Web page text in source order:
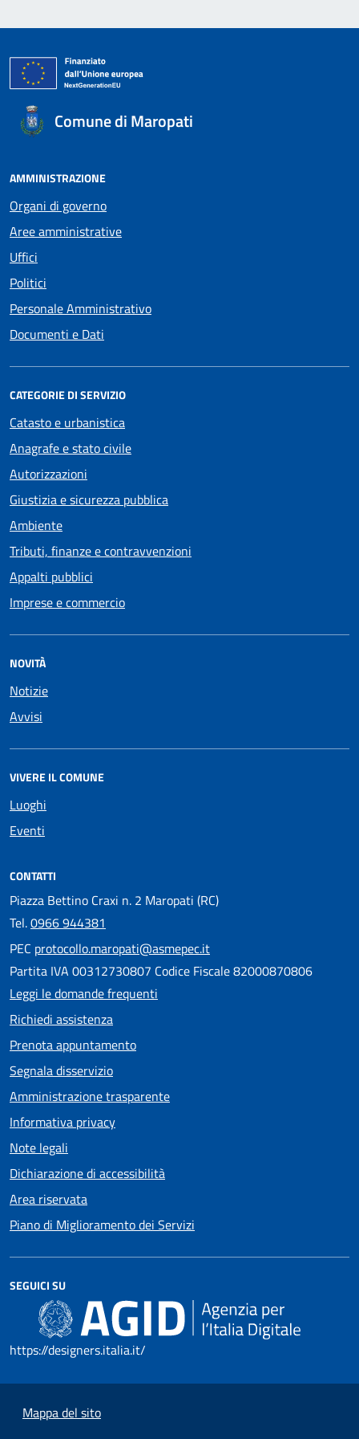
Comune di Maropati
AMMINISTRAZIONE
Organi di governo
Aree amministrative
Uffici
Politici
Personale Amministrativo
Documenti e Dati
CATEGORIE DI SERVIZIO
Catasto e urbanistica
Anagrafe e stato civile
Autorizzazioni
Giustizia e sicurezza pubblica
Ambiente
Tributi, finanze e contravvenzioni
Appalti pubblici
Imprese e commercio
NOVITÀ
Notizie
Avvisi
VIVERE IL COMUNE
Luoghi
Eventi
CONTATTI
Piazza Bettino Craxi n. 2 Maropati (RC)
Tel.0966 944381
PEC protocollo.maropati@asmepec.it
Partita IVA 00312730807 Codice Fiscale 82000870806
Leggi le domande frequenti
Richiedi assistenza
Prenota appuntamento
Segnala disservizio
Amministrazione trasparente
Informativa privacy
Note legali
Dichiarazione di accessibilità
Area riservata
Piano di Miglioramento dei Servizi
SEGUICI SU
https://designers.italia.it/
Mappa del sito